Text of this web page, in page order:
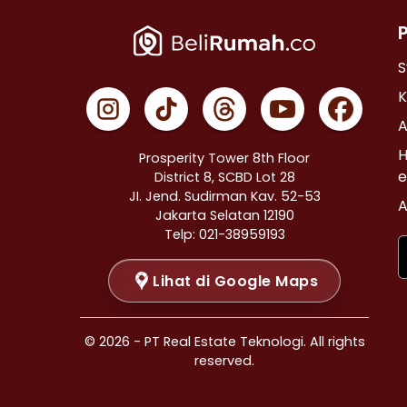
Properti Dijual di Johar Baru >
Properti Dijual di Menteng >
Properti Dijual di Tanah Abang >
Properti Dijual di Kramat >
Properti Dijual di Bendungan Hilir >
Properti Dijual di Jakarta Selatan >
Properti Dijual di Cilandak >
Properti Dijual di Gandaria Selatan >
Properti Dijual di Cipete Selatan >
Properti Dijual di Lenteng Agung >
Properti Dijual di Pondok Pinang >
Properti Dijual di Kebayoran Baru >
Properti Dijual di Mampang Prapatan >
Prosperity Tower 8th Floor
District 8, SCBD Lot 28
JI. Jend. Sudirman Kav. 52-53
Jakarta Selatan 12190
Telp: 021-38959193
Lihat di Google Maps
© 2026 - PT Real Estate Teknologi. All rights
reserved.